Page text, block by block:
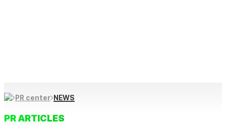
PR center NEWS
PR ARTICLES